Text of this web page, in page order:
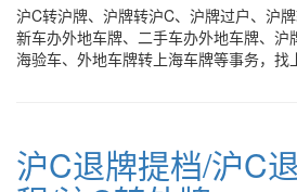
沪C转沪牌、沪牌转沪C、沪牌过户、沪
新车办外地车牌、二手车办外地车牌、沪
海验车、外地车牌转上海车牌等事务，找
沪C退牌提档/沪C